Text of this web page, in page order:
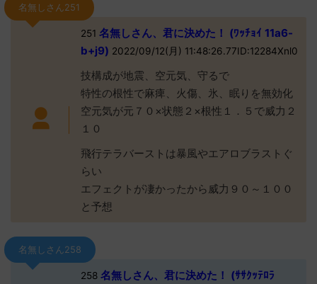
名無しさん251
251 名無しさん、君に決めた！ (ﾜｯﾁｮｲ 11a6-
b+j9) 2022/09/12(月) 11:48:26.77ID:12284Xnl0
技構成が地震、空元気、守るで
特性の根性で麻痺、火傷、氷、眠りを無効化
空元気が元７０×状態２×根性１．５で威力２
１０
飛行テラバーストは暴風やエアロブラストぐ
らい
エフェクトが凄かったから威力９０～１００
と予想
名無しさん258
258名無しさん、君に決めた！ (ｻｻｸｯﾃﾛﾗ